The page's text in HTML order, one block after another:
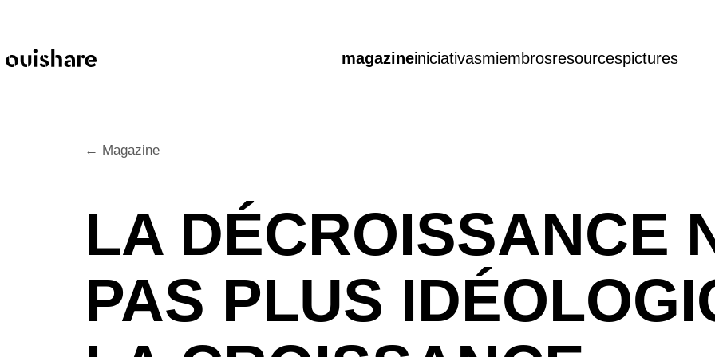
magazineiniciativasmiembrosresourcespictures
← Magazine
LA DÉCROISSANCE
PAS PLUS